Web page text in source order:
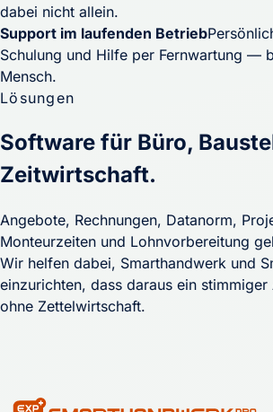
dabei nicht allein.
Support im laufenden Betrieb
Schulung und Hilfe per Fernwartung —
Mensch.
Lösungen
Software für Büro,
Zeitwirtschaft.
Angebote, Rechnungen, Datanorm,
Monteurzeiten und Lohnvorbereitung
Wir helfen dabei, Smarthandwerk und
einzurichten, dass daraus ein
ohne Zettelwirtschaft.